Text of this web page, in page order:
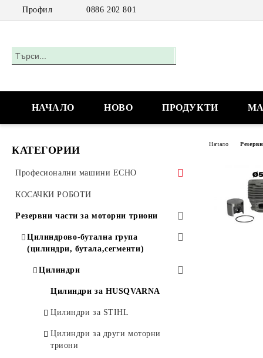
Профил 0886 202 801
НАЧАЛО НОВО ПРОДУКТИ
КАТЕГОРИИ
Професионални машини ECHO
Акумулаторни машини
Моторни триони
Моторни триони за работа с една
ръка
Въздушни метли
Ножици за жив плет
Моторни коси и храсторези
КОСАЧКИ РОБОТИ
Резервни части за моторни триони
Цилиндрово-бутална група
(цилиндри, бутала,сегменти)
Цилиндри
Цилиндри за HUSQVARNA
Цилиндри за STIHL
Цилиндри за други моторни
триони
Начало